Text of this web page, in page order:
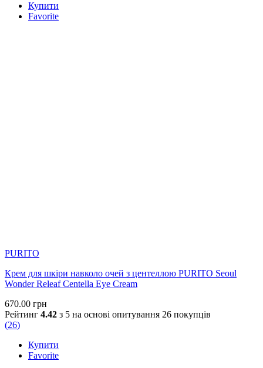
Купити
Favorite
PURITO
Крем для шкіри навколо очей з центеллою PURITO Seoul
Wonder Releaf Centella Eye Cream
670.00 грн
Рейтинг 4.42 з 5 на основі опитування 26 покупців
(26)
Купити
Favorite
@allface.ua
Продовжуємо витрачати ваші гроші… 💰💰💰 Сьогодні —
друга частина добірки небюджетної косметики, яку ми
продумані формули, сучасні технології та результати. Усі
засоби з добірки доступні до замовлення на нашому сайті.